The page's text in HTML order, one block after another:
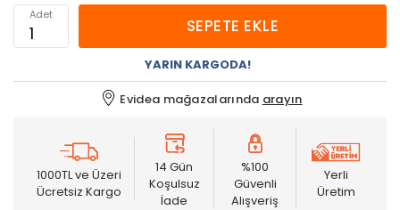
Adet
SEPETE EKLE
YARIN KARGODA!
Evidea mağazalarında arayın
1000TL ve Üzeri
Ücretsiz Kargo
14 Gün
Koşulsuz
İade
%100
Güvenli
Alışveriş
Yerli
Üretim